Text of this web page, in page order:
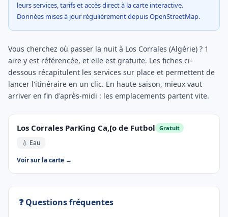
leurs services, tarifs et accès direct à la carte interactive.
Données mises à jour régulièrement depuis OpenStreetMap.
Vous cherchez où passer la nuit à Los Corrales (Algérie) ? 1
aire y est référencée, et elle est gratuite. Les fiches ci-
dessous récapitulent les services sur place et permettent de
lancer l'itinéraire en un clic. En haute saison, mieux vaut
arriver en fin d'après-midi : les emplacements partent vite.
Los Corrales ParKing Ca,[o de Futbol Gratuit
💧 Eau
Voir sur la carte →
❓ Questions fréquentes